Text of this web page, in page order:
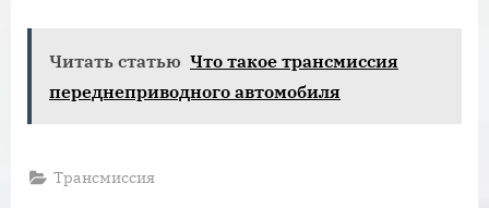
Читать статью Что такое трансмиссия
переднеприводного автомобиля
Трансмиссия